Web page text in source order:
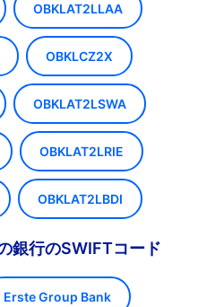
OBKLAT2LLAA
OBKLCZ2X
OBKLAT2LSWA
OBKLAT2LRIE
OBKLAT2LBDI
銀行のSWIFTコード
Erste Group Bank